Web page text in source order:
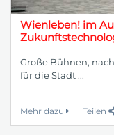
Wienleben! im
Große Bühnen,
für die Stadt ...
Mehr dazu Teilen